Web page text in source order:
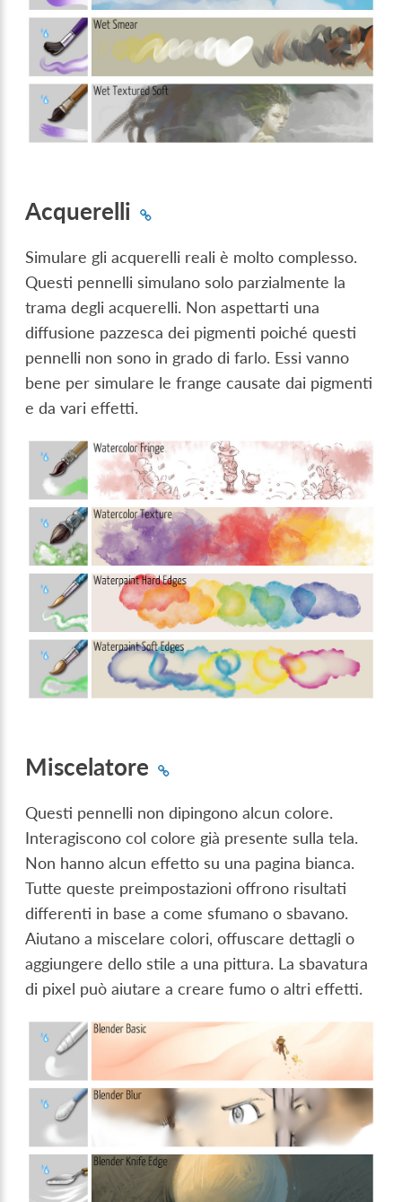
Acquerelli
Simulare gli acquerelli reali è molto complesso.
Questi pennelli simulano solo parzialmente la
trama degli acquerelli. Non aspettarti una
diffusione pazzesca dei pigmenti poiché questi
pennelli non sono in grado di farlo. Essi vanno
bene per simulare le frange causate dai pigmenti
e da vari effetti.
Miscelatore
Questi pennelli non dipingono alcun colore.
Interagiscono col colore già presente sulla tela.
Non hanno alcun effetto su una pagina bianca.
Tutte queste preimpostazioni offrono risultati
differenti in base a come sfumano o sbavano.
Aiutano a miscelare colori, offuscare dettagli o
aggiungere dello stile a una pittura. La sbavatura
di pixel può aiutare a creare fumo o altri effetti.